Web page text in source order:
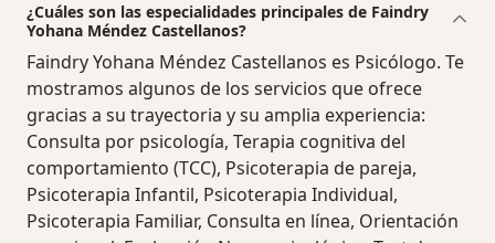
¿Cuáles son las especialidades principales de Faindry
Yohana Méndez Castellanos?
Faindry Yohana Méndez Castellanos es Psicólogo. Te
mostramos algunos de los servicios que ofrece
gracias a su trayectoria y su amplia experiencia:
Consulta por psicología, Terapia cognitiva del
comportamiento (TCC), Psicoterapia de pareja,
Psicoterapia Infantil, Psicoterapia Individual,
Psicoterapia Familiar, Consulta en línea, Orientación